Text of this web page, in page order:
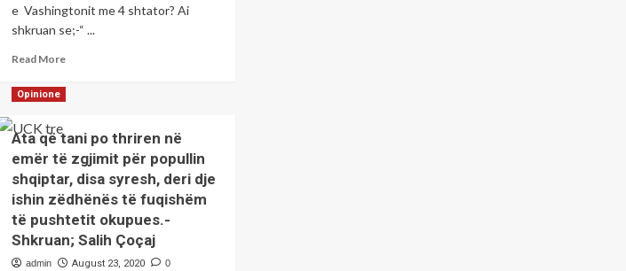
e Vashingtonit me 4 shtator? Ai
shkruan se;-“ ...
Read MoreRead
about
Kosova
dhe
shqiptarët
s’duhët
të
ja
bëjnë
Serbisë
Opinione
Ata që tani po thriren në
emër të zgjimit për popullin
shqiptar, disa syresh, deri dje
ishin zëdhënës të fuqishëm
të pushtetit okupues.-
Shkruan; Salih Çoçaj
admin August 23, 2020 0